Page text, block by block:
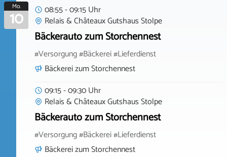
Mo.
10
08:55 - 09:15 Uhr
Relais & Châteaux Gutshaus Stolpe
Bäckerauto zum Storchennest
#Versorgung #Bäckerei #Lieferdienst
Bäckerei zum Storchennest
09:15 - 09:30 Uhr
Relais & Châteaux Gutshaus Stolpe
Bäckerauto zum Storchennest
#Versorgung #Bäckerei #Lieferdienst
Bäckerei zum Storchennest